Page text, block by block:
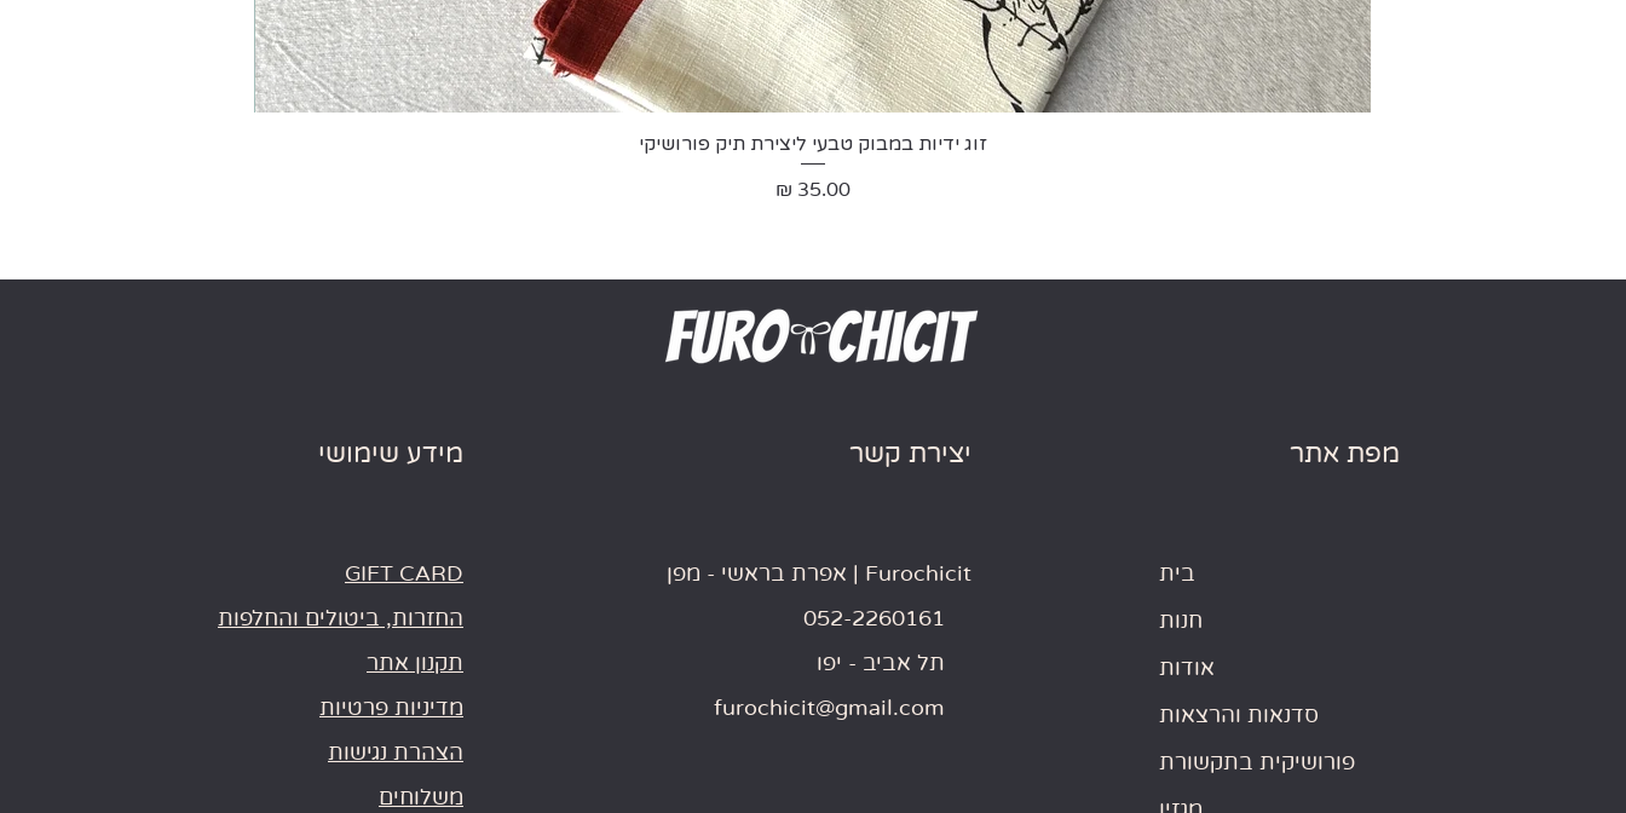
תצוגה מהירה
זוג ידיות במבוק טבעי ליצירת תיק פורושיקי
מחיר
מידע שימושי
GIFT CARD
החזרות, ביטולים והחלפות
תקנון אתר
מדיניות פרטיות
הצהרת נגישות
משלוחים
יצירת קשר
052-2260161
תל אביב - יפו
furochicit@gmail.com
Furochicit | אפרת בראשי - מפן
מפת אתר
בית
חנות
אודות
סדנאות והרצאות
פורושיקית בתקשורת